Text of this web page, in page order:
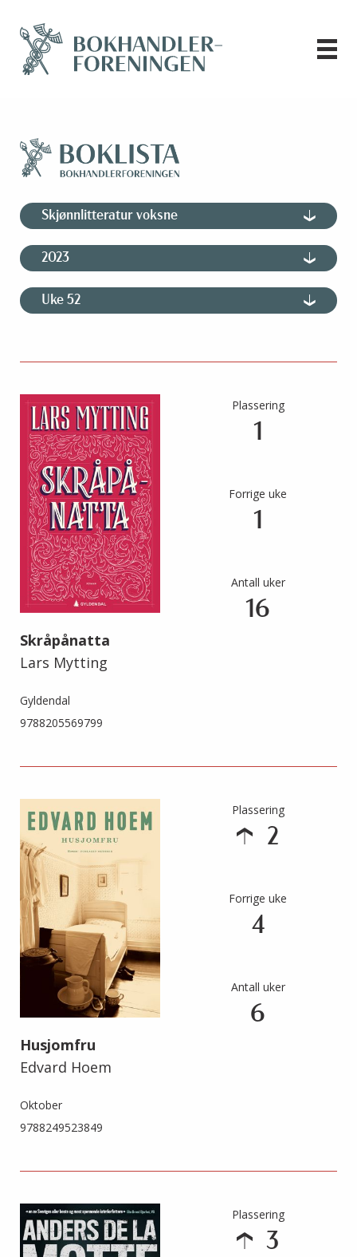
Skjønnlitteratur voksne
2023
Uke 52
Skråpånatta
Lars Mytting
Gyldendal
9788205569799
Plassering
1
Forrige uke
1
Antall uker
16
Husjomfru
Edvard Hoem
Oktober
9788249523849
Plassering
2
Forrige uke
4
Antall uker
6
Plassering
3